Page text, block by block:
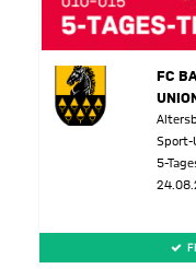
FC
Sport-
5-